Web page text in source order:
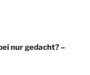
nur gedacht? –